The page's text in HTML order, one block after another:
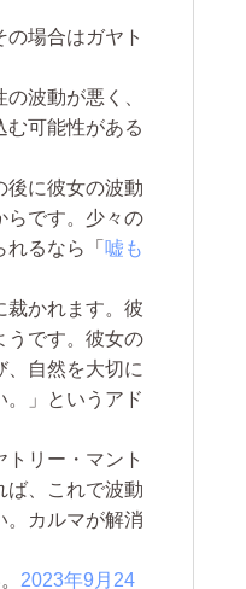
場合はガヤト
波動が悪く、
む可能性がある
に彼女の波動
らです。少々の
るなら「 嘘も
裁かれます。彼
うです。彼女の
、自然を大切に
。」というアド
トリー・マント
ば、これで波動
。カルマが解消
2023年9月24